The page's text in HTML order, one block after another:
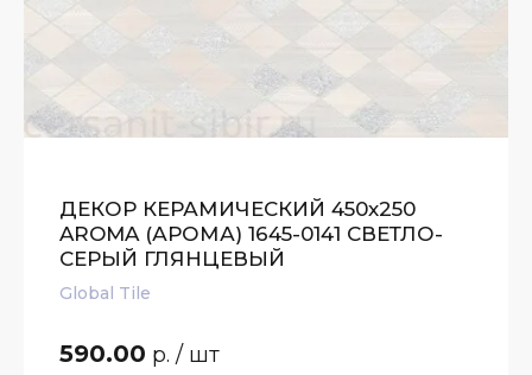
ДЕКОР КЕРАМИЧЕСКИЙ 450х250
AROMA (АРОМА) 1645-0141 СВЕТЛО-
СЕРЫЙ ГЛЯНЦЕВЫЙ
Global Tile
590.00 р. / шт